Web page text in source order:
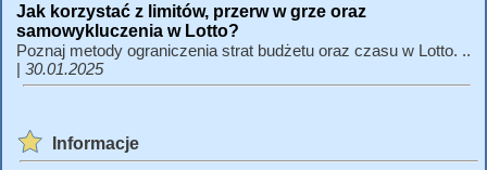
Jak korzystać z limitów, przerw w grze oraz
samowykluczenia w Lotto?
Poznaj metody ograniczenia strat budżetu oraz czasu w Lotto. ..
| 30.01.2025
Informacje